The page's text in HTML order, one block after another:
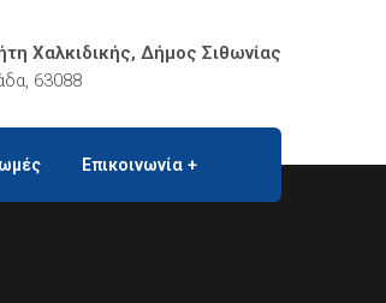
Χαλκιδικής, Δήμος Σιθωνίας
63088
Επικοινωνία